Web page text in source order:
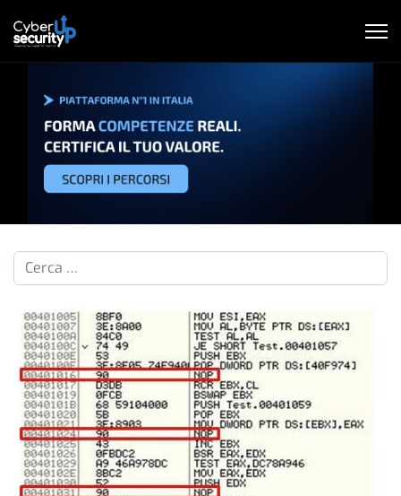
Cerca nelle pillole...